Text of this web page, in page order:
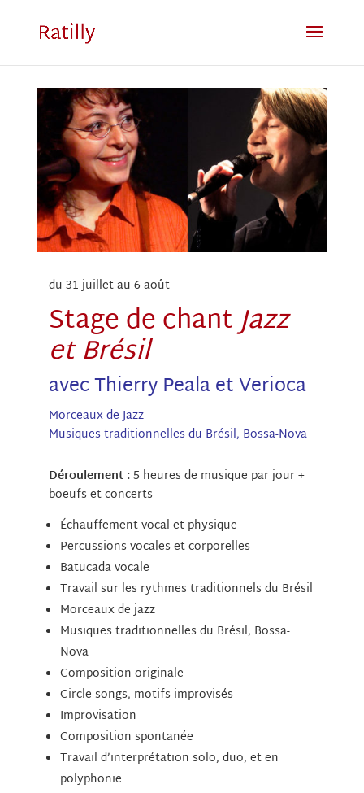
du 31 juillet au 6 août
Stage de chantJazz
et Brésil
avec Thierry Peala et Verioca
Morceaux de Jazz
Musiques traditionnelles du Brésil, Bossa-Nova
Déroulement :5 heures de musique par jour +
boeufs et concerts
Échauffement vocal et physique
Percussions vocales et corporelles
Batucada vocale
Travail sur les rythmes traditionnels du Brésil
Morceaux de jazz
Musiques traditionnelles du Brésil, Bossa-
Nova
Composition originale
Circle songs, motifs improvisés
Improvisation
Composition spontanée
Travail d’interprétation solo, duo, et en
polyphonie